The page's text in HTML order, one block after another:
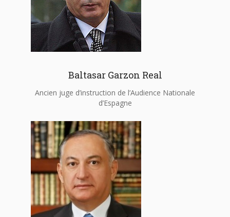
Baltasar Garzon Real
Ancien juge d’instruction de l’Audience Nationale
d’Espagne